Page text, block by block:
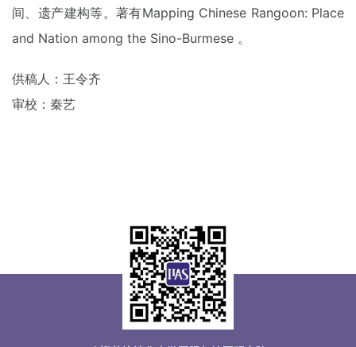
间、遗产建构等。著有Mapping Chinese Rangoon: Place
and Nation among the Sino-Burmese 。
供稿人：王令齐
审校：秦艺